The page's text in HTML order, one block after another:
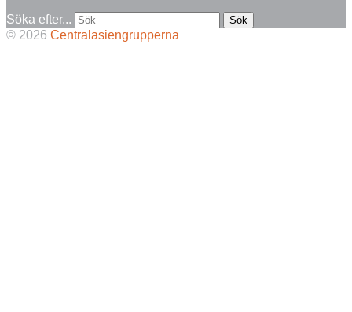
Söka efter...
© 2026 Centralasiengrupperna